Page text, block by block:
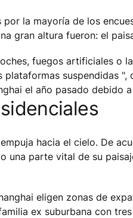
la mayoría de los
gran altura fueron: el
fuegos artificiales o
suspendidas
el año pasado debido
hacia el cielo. De
una parte vital de su
eligen zonas de
ex suburbana con